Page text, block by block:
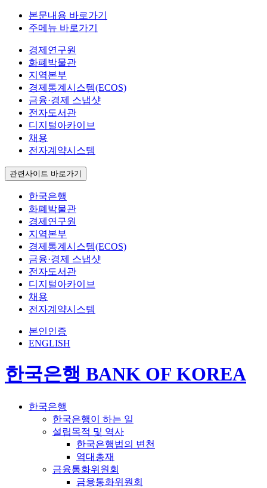
본문내용 바로가기
주메뉴 바로가기
경제연구원
화폐박물관
지역본부
경제통계시스템(ECOS)
금융·경제 스냅샷
전자도서관
디지털아카이브
채용
전자계약시스템
관련사이트 바로가기
한국은행
화폐박물관
경제연구원
지역본부
경제통계시스템(ECOS)
금융·경제 스냅샷
전자도서관
디지털아카이브
채용
전자계약시스템
본인인증
ENGLISH
한국은행 BANK OF KOREA
한국은행
한국은행이 하는 일
설립목적 및 역사
한국은행법의 변천
역대총재
금융통화위원회
금융통화위원회